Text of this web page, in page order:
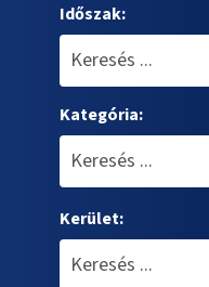
Időszak:
Kategória:
Kerület: